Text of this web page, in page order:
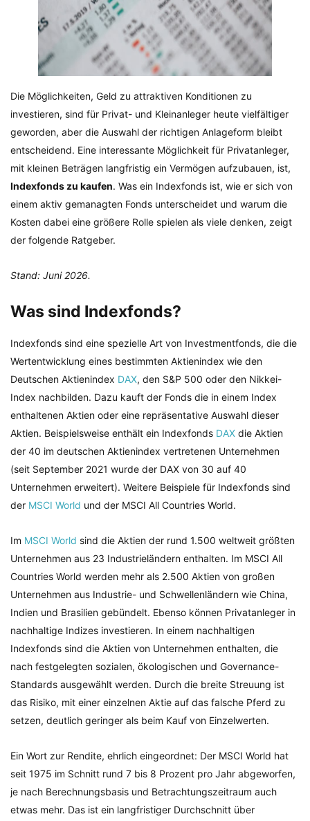
Die Möglichkeiten, Geld zu attraktiven Konditionen zu
investieren, sind für Privat- und Kleinanleger heute vielfältiger
geworden, aber die Auswahl der richtigen Anlageform bleibt
entscheidend. Eine interessante Möglichkeit für Privatanleger,
mit kleinen Beträgen langfristig ein Vermögen aufzubauen, ist,
Indexfonds zu kaufen. Was ein Indexfonds ist, wie er sich von
einem aktiv gemanagten Fonds unterscheidet und warum die
Kosten dabei eine größere Rolle spielen als viele denken, zeigt
der folgende Ratgeber.
Stand: Juni 2026.
Was sind Indexfonds?
Indexfonds sind eine spezielle Art von Investmentfonds, die die
Wertentwicklung eines bestimmten Aktienindex wie den
Deutschen Aktienindex DAX, den S&P 500 oder den Nikkei-
Index nachbilden. Dazu kauft der Fonds die in einem Index
enthaltenen Aktien oder eine repräsentative Auswahl dieser
Aktien. Beispielsweise enthält ein Indexfonds DAX die Aktien
der 40 im deutschen Aktienindex vertretenen Unternehmen
(seit September 2021 wurde der DAX von 30 auf 40
Unternehmen erweitert). Weitere Beispiele für Indexfonds sind
der MSCI World und der MSCI All Countries World.
Im MSCI World sind die Aktien der rund 1.500 weltweit größten
Unternehmen aus 23 Industrieländern enthalten. Im MSCI All
Countries World werden mehr als 2.500 Aktien von großen
Unternehmen aus Industrie- und Schwellenländern wie China,
Indien und Brasilien gebündelt. Ebenso können Privatanleger in
nachhaltige Indizes investieren. In einem nachhaltigen
Indexfonds sind die Aktien von Unternehmen enthalten, die
nach festgelegten sozialen, ökologischen und Governance-
Standards ausgewählt werden. Durch die breite Streuung ist
das Risiko, mit einer einzelnen Aktie auf das falsche Pferd zu
setzen, deutlich geringer als beim Kauf von Einzelwerten.
Ein Wort zur Rendite, ehrlich eingeordnet: Der MSCI World hat
seit 1975 im Schnitt rund 7 bis 8 Prozent pro Jahr abgeworfen,
je nach Berechnungsbasis und Betrachtungszeitraum auch
etwas mehr. Das ist ein langfristiger Durchschnitt über